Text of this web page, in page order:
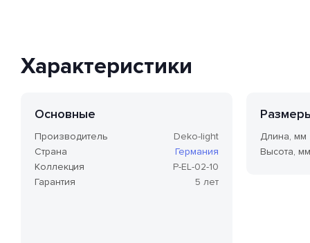
Характеристики
Основные
Производитель
Deko-light
Страна
Германия
Коллекция
P-EL-02-10
Гарантия
5 лет
Длина, мм
Высота, мм